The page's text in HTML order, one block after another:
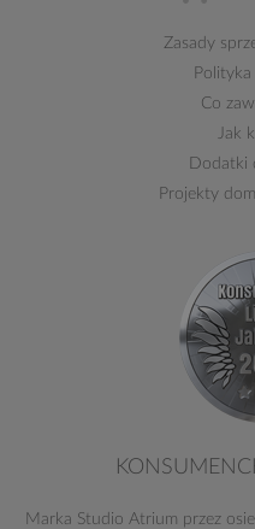
Zasady
Co
Jak
Dodatki
Projekty
Marka Studio Atrium przez